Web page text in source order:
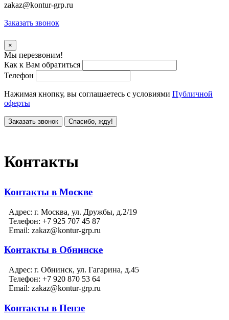
zakaz@kontur-grp.ru
Заказать звонок
×
Мы перезвоним!
Как к Вам обратиться
Телефон
Нажимая кнопку, вы соглашаетесь с условиями Публичной
оферты
Заказать звонок Спасибо, жду!
Контакты
Контакты в Москве
Адрес: г. Москва, ул. Дружбы, д.2/19
Телефон: +7 925 707 45 87
Email: zakaz@kontur-grp.ru
Контакты в Обнинске
Адрес: г. Обнинск, ул. Гагарина, д.45
Телефон: +7 920 870 53 64
Email: zakaz@kontur-grp.ru
Контакты в Пензе